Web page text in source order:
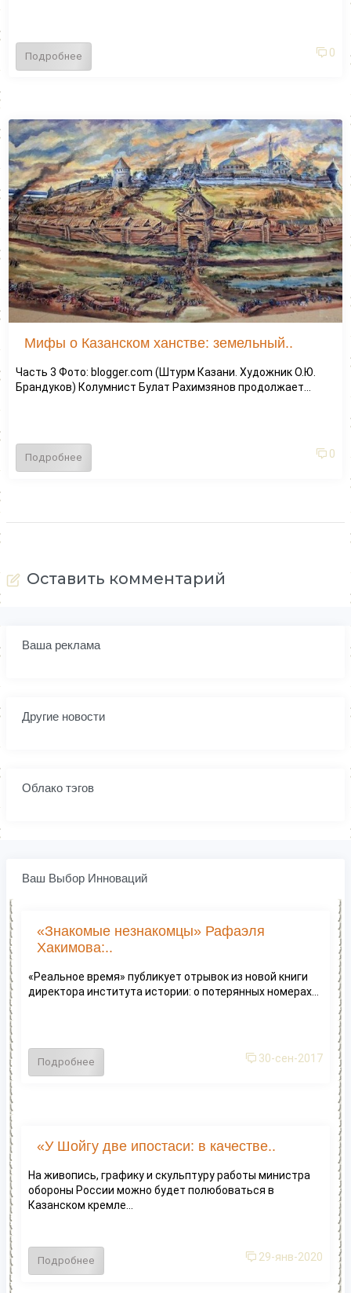
Подробнее 0
Мифы о Казанском ханстве: земельный..
Часть 3 Фото: blogger.com (Штурм Казани. Художник О.Ю.
Брандуков) Колумнист Булат Рахимзянов продолжает...
Подробнее 0
Оставить комментарий
Ваша реклама
Другие новости
Облако тэгов
Ваш Выбор Инноваций
«Знакомые незнакомцы» Рафаэля
Хакимова:..
«Реальное время» публикует отрывок из новой книги
директора института истории: о потерянных номерах...
Подробнее 30-сен-2017
«У Шойгу две ипостаси: в качестве..
На живопись, графику и скульптуру работы министра
обороны России можно будет полюбоваться в
Казанском кремле...
Подробнее 29-янв-2020